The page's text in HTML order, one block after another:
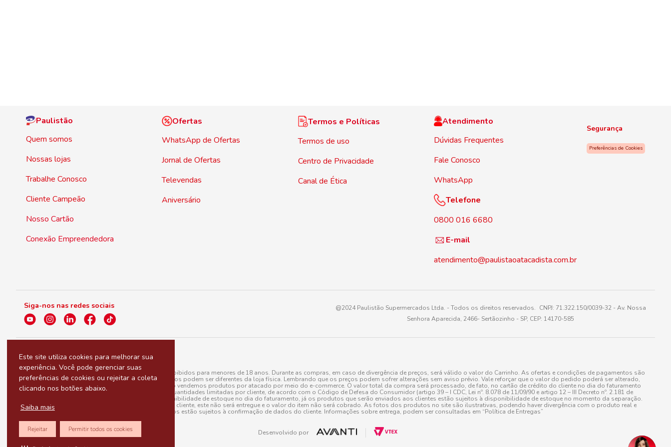
Este site utiliza cookies para melhorar sua
experiência. Você pode gerenciar suas
preferências de cookies ou rejeitar a coleta
clicando nos botões abaixo.
Saiba mais
Rejeitar Permitir todos os cookies
Paulistão
Quem somos
Nossas lojas
Trabalhe Conosco
Cliente Campeão
Nosso Cartão
Conexão Empreendedora
Ofertas
WhatsApp de Ofertas
Jornal de Ofertas
Televendas
Aniversário
Termos e Políticas
Termos de uso
Centro de Privacidade
Canal de Ética
Atendimento
Dúvidas Frequentes
Fale Conosco
WhatsApp
Telefone
0800 016 6680
E-mail
atendimento@paulistaoatacadista.com.br
Segurança
Preferências de Cookies
Siga-nos nas redes sociais
@2024 Paulistão Supermercados Ltda. - Todos os direitos reservados. CNPJ: 71.322.150/0039-32 - Av. Nossa
Senhora Aparecida, 2466- Sertãozinho - SP, CEP: 14170-585
A venda e o consumo de bebidas alcoólicas são proibidos para menores de 18 anos. Durante as compras, em caso de divergência de preços, será válido o valor do Carrinho. As ofertas e condições de pagamentos são
válidas para a loja eletrônica, sendo que seus preços podem ser diferentes da loja física. Lembrando que os preços podem sofrer alterações sem aviso prévio. Vale reforçar que o valor do pedido poderá ser alterado,
para menos, por conta de produtos variáveis; e não vendemos produtos por atacado por meio do e-commerce. O valor total da compra será processado, de fato, no cartão de crédito do cliente no dia do faturamento
do pedido. Produtos em promoção possuem quantidades limitadas por cliente, de acordo com o Código de Defesa do Consumidor (artigo 39 – I CDC, Lei nº. 8.078 de 11/09/90 e artigo 12 – III Decreto nº. 2.181 de
20/03/97). A venda está diretamente ligada à disponibilidade de estoque no dia do faturamento, já os produtos que serão enviados aos clientes estão sujeitos à disponibilidade de estoque no momento da separação.
Caso algum produto venha a faltar no pedido do cliente, este não será entregue e o valor do item não será cobrado. As fotos dos produtos no site são ilustrativas, podendo haver divergência com o produto real e
todos os pedidos estão sujeitos à confirmação de dados do cliente. Informações sobre entrega, podem ser consultadas em “Política de Entregas”
Desenvolvido por